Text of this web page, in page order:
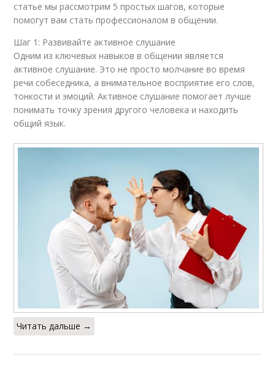
статье мы рассмотрим 5 простых шагов, которые
помогут вам стать профессионалом в общении.
Шаг 1: Развивайте активное слушание
Одним из ключевых навыков в общении является
активное слушание. Это не просто молчание во время
речи собеседника, а внимательное восприятие его слов,
тонкости и эмоций. Активное слушание помогает лучше
понимать точку зрения другого человека и находить
общий язык.
Читать дальше →